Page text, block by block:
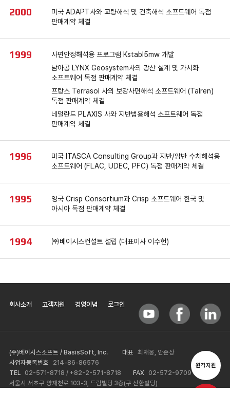
2000
미국 ADAPT사와 교량해석 및 건축해석 소프트웨어 독점
판매계약 체결
1999
사면안정해석용 프로그램 Kstabl5mw 개발
남아공 LYNX Geosystem사의 광산 설계 및 가시화
소프트웨어 독점 판매계약 체결
프랑스 Terrasol 사의 보강사면해석 소프트웨어 (Talren)
독점 판매계약 체결
네덜란드 PLAXIS 사와 지반범용해석 소프트웨어 독점
판매계약 체결
1996
미국 ITASCA Consulting Group과 지반/암반 수치해석용
소프트웨어 (FLAC, UDEC, PFC) 독점 판매계약 체결
1995
영국 Crisp Consortium과 Crisp 소프트웨어 한국 및
아시아 독점 판매계약 체결
1994 ㈜베이시스컨설트 설립 (대표이사 이수헌)
회사소개 고객지원 경영이념 로그인
(주)베이시스소프트 / BasisSoft, Inc. 대표 최재웅, 안준상
사업자등록번호
214-86-86576
TEL 02-571-8718 / +82-2-571-8718 FAX 02-572-9709
서울시 서초구 양재천로 103-3, 드림빌딩 3층(구 신한빌딩)
원격지원